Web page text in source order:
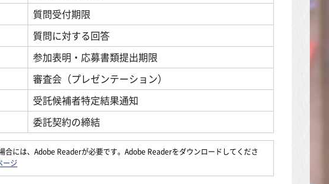
質問受付期限
質問に対する回答
参加表明・応募書類提出期限
審査会（プレゼンテーション）
受託候補者特定結果通知
委託契約の締結
合には、Adobe Readerが必要です。Adobe Readerをダウンロードしてくださ
ージ